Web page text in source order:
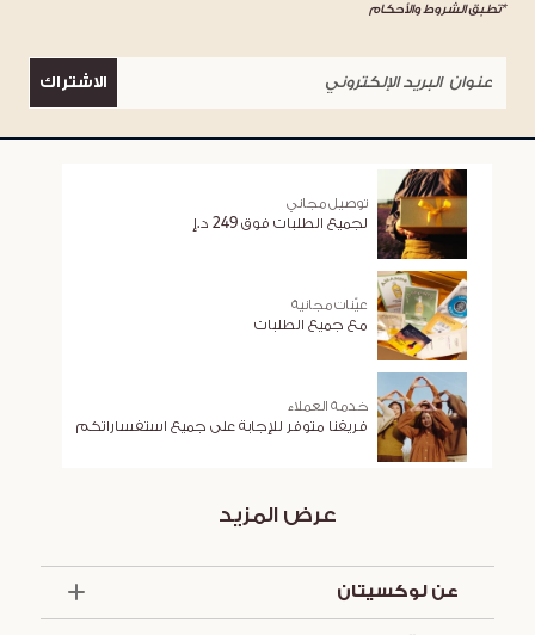
*تطبق الشروط والأحكام
الاشتراك
توصيل مجاني
لجميع الطلبات فوق 249 د.إ
عيّنات مجانية
مع جميع الطلبات
خدمة العملاء
فريقنا متوفر للإجابة على جميع استفساراتكم
عرض المزيد
عن لوكسيتان